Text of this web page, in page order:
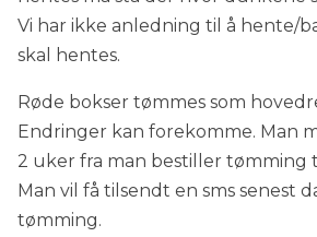
Vi har ikke anledning til å hente/
skal hentes.
Røde bokser tømmes som
Endringer kan forekomme. Man
2 uker fra man bestiller tømming
Man vil få tilsendt en sms senest
tømming.